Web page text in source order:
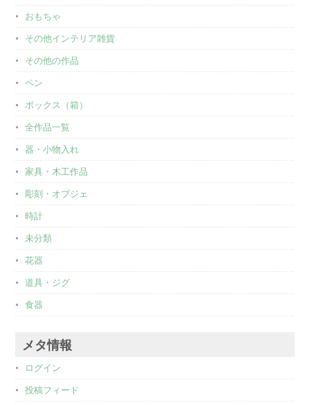
おもちゃ
その他インテリア雑貨
その他の作品
ペン
ボックス（箱）
全作品一覧
器・小物入れ
家具・木工作品
彫刻・オブジェ
時計
未分類
花器
道具・ジグ
食器
メタ情報
ログイン
投稿フィード